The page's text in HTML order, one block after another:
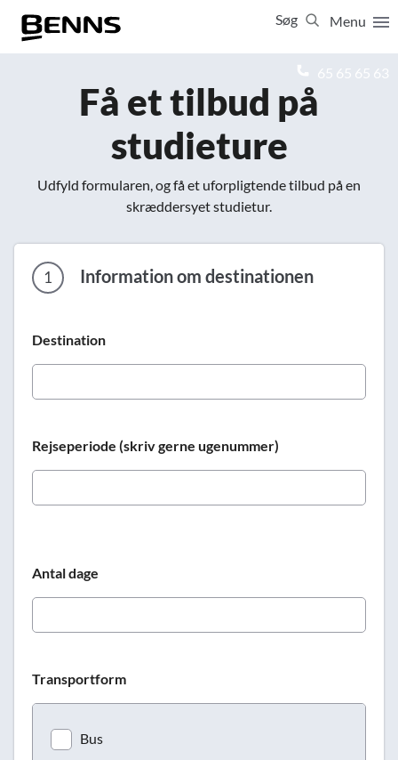
Menu
Søg
65 65 65 63
Få et tilbud på
studieture
Udfyld formularen, og få et uforpligtende tilbud på en
skræddersyet studietur.
1 Information om destinationen
Destination
Rejseperiode (skriv gerne ugenummer)
Antal dage
Transportform
Bus
Luk
Vis resultater for: Alle
Firma- og temarejser
Studierejser